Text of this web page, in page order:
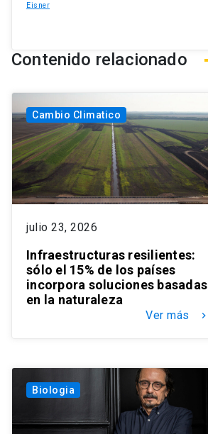
Eisner
Contenido relacionado
Cambio Climatico
julio 23, 2026
Infraestructuras resilientes:
sólo el 15% de los países
incorpora soluciones basadas
en la naturaleza
Ver más keyboard_arrow_right
Biologia